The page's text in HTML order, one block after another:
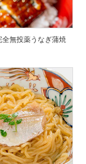
全無投薬うなぎ蒲焼